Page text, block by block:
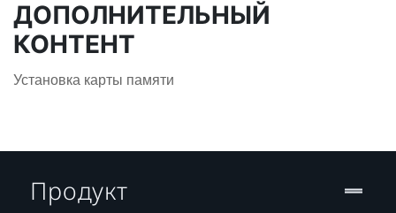
ДОПОЛНИТЕЛЬНЫЙ
КОНТЕНТ
Установка карты памяти
Продукт